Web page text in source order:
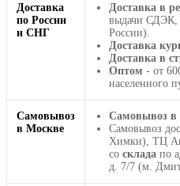
Доставка
по России
и СНГ
Доставка в
выдачи СДЭК,
России).
Доставка
Доставка в
Оптом - от
населенного
Самовывоз
в Москве
Самовывоз
Самовывоз
Химки), ТЦ
со склада по
д. 7/7 (м.